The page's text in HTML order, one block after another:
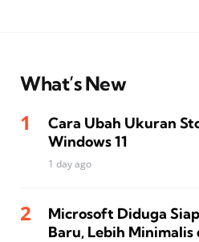
What’s New
Cara Ubah Ukuran
Windows 11
1 day ago
Microsoft Diduga
Baru, Lebih Minimalis